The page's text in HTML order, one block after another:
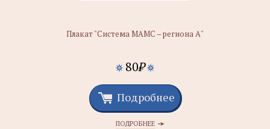
Плакат "Система МАМС – региона А"
80₽
Подробнее
ПОДРОБНЕЕ